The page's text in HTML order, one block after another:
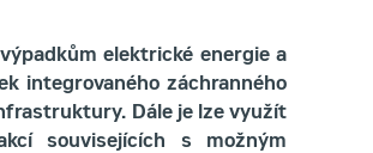
elektrické energie a
integrovaného záchranného
Dále je lze využít
souvisejících s možným